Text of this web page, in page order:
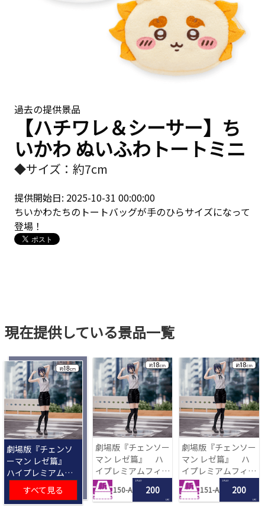
過去の提供景品
【ハチワレ＆シーサー】ち
いかわ ぬいふわトートミニ
◆サイズ：約7cm
提供開始日: 2025-10-31 00:00:00
ちいかわたちのトートバッグが手のひらサイズになって
登場！
現在提供している景品一覧
劇場版『チェンソ
ーマン レゼ篇』
ハイプレミアムフ
ィギュア‐レゼ‐
すべて見る
劇場版『チェンソー
マン レゼ篇』 ハ
イプレミアムフィギ
ュア‐レゼ‐
150-A
1 PLAY
200
LRC
劇場版『チェンソー
マン レゼ篇』 ハ
イプレミアムフィギ
ュア‐レゼ‐
151-A
1 PLAY
200
LRC